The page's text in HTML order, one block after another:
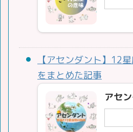
【アセンダント】12
をまとめた記事
アセ